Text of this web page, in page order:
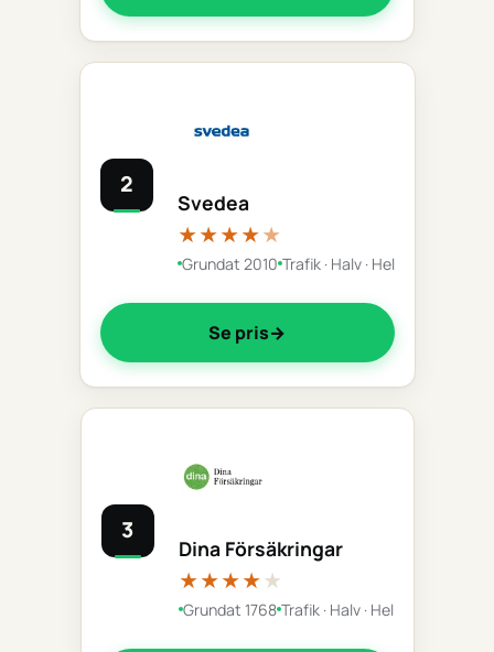
2
Svedea
★★★★★
Grundat 2010 Trafik · Halv · Hel
Se pris
3
Dina Försäkringar
★★★★★
Grundat 1768 Trafik · Halv · Hel